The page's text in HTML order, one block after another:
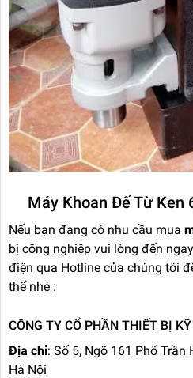
Máy Khoan Đế Từ Ken
Nếu bạn đang có nhu cầu mua
bị công nghiệp vui lòng đến
điện qua Hotline của chúng tôi
thể nhé :
CÔNG TY CỔ PHẦN THIẾT BỊ
Địa chỉ: Số 5, Ngõ 161 Phố
Hà Nội